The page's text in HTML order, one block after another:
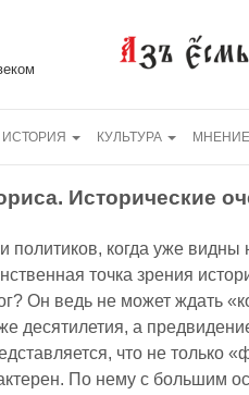
ИСТОРИЯ КУЛЬТУРА МНЕНИЕ
Исторические
политиков, когда уже
точка зрения
Он ведь не может ждать
десятилетия, а
что не только
По нему с большим